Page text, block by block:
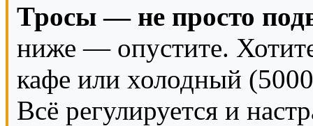
Тросы — не просто
ниже — опустите.
кафе или холодный
Всё регулируется и